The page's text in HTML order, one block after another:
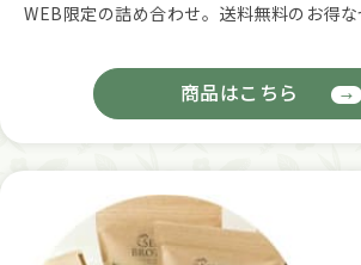
WEB限定の詰め合わせ。送料無料のお得な
商品はこちら